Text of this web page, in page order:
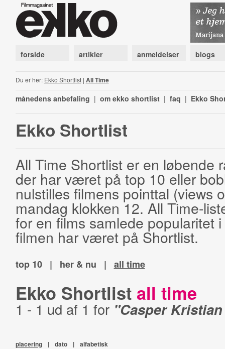
forside artikler anmeldelser blogs
Du er her: Ekko Shortlist| All Time
månedens anbefaling | om ekko shortlist | faq | Ekko
Ekko Shortlist
All Time Shortlist er en løbende
der har været på top 10 eller
nulstilles filmens pointtal (views
mandag klokken 12. All Time-
for en films samlede popularitet
filmen har været på Shortlist.
top 10 | her & nu | all time
Ekko Shortlist all time
1 - 1 ud af 1 for "Casper
placering | dato | alfabetisk